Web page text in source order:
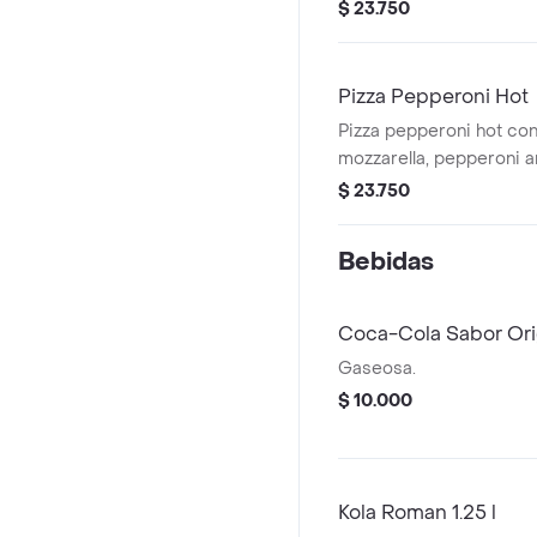
$ 23.750
Pizza Pepperoni Hot
Pizza pepperoni hot
mozzarella, pepperoni
tocineta y jalapeño,
$ 23.750
Bebidas
Coca-Cola Sabor
Gaseosa.
$ 10.000
Kola Roman 1.25 l